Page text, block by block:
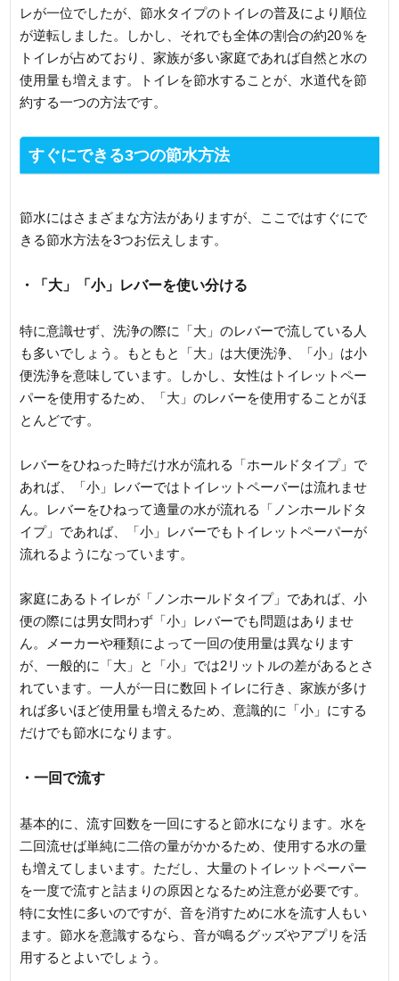
レが一位でしたが、節水タイプのトイレの普及により順位
が逆転しました。しかし、それでも全体の割合の約20％を
トイレが占めており、家族が多い家庭であれば自然と水の
使用量も増えます。トイレを節水することが、水道代を節
約する一つの方法です。
すぐにできる3つの節水方法
節水にはさまざまな方法がありますが、ここではすぐにで
きる節水方法を3つお伝えします。
・「大」「小」レバーを使い分ける
特に意識せず、洗浄の際に「大」のレバーで流している人
も多いでしょう。もともと「大」は大便洗浄、「小」は小
便洗浄を意味しています。しかし、女性はトイレットペー
パーを使用するため、「大」のレバーを使用することがほ
とんどです。
レバーをひねった時だけ水が流れる「ホールドタイプ」で
あれば、「小」レバーではトイレットペーパーは流れませ
ん。レバーをひねって適量の水が流れる「ノンホールドタ
イプ」であれば、「小」レバーでもトイレットペーパーが
流れるようになっています。
家庭にあるトイレが「ノンホールドタイプ」であれば、小
便の際には男女問わず「小」レバーでも問題はありませ
ん。メーカーや種類によって一回の使用量は異なります
が、一般的に「大」と「小」では2リットルの差があるとさ
れています。一人が一日に数回トイレに行き、家族が多け
れば多いほど使用量も増えるため、意識的に「小」にする
だけでも節水になります。
・一回で流す
基本的に、流す回数を一回にすると節水になります。水を
二回流せば単純に二倍の量がかかるため、使用する水の量
も増えてしまいます。ただし、大量のトイレットペーパー
を一度で流すと詰まりの原因となるため注意が必要です。
特に女性に多いのですが、音を消すために水を流す人もい
ます。節水を意識するなら、音が鳴るグッズやアプリを活
用するとよいでしょう。